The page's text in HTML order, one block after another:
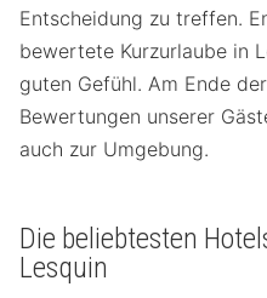
Entscheidung zu treffen.
bewertete Kurzurlaube in
guten Gefühl. Am Ende
Bewertungen unserer
auch zur Umgebung.
Die beliebtesten
Lesquin